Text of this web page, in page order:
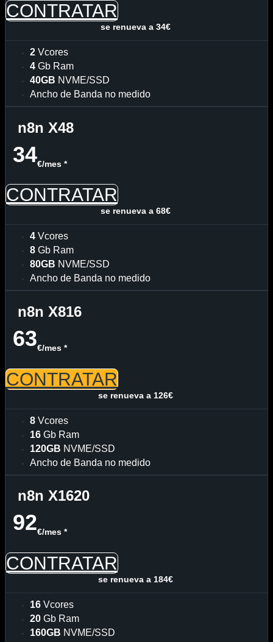
CONTRATAR
se renueva a 34€
2 Vcores
4 Gb Ram
40GB NVME/SSD
Ancho de Banda no medido
n8n X48
34€/mes *
CONTRATAR
se renueva a 68€
4 Vcores
8 Gb Ram
80GB NVME/SSD
Ancho de Banda no medido
n8n X816
63€/mes *
CONTRATAR
se renueva a 126€
8 Vcores
16 Gb Ram
120GB NVME/SSD
Ancho de Banda no medido
n8n X1620
92€/mes *
CONTRATAR
se renueva a 184€
16 Vcores
20 Gb Ram
160GB NVME/SSD